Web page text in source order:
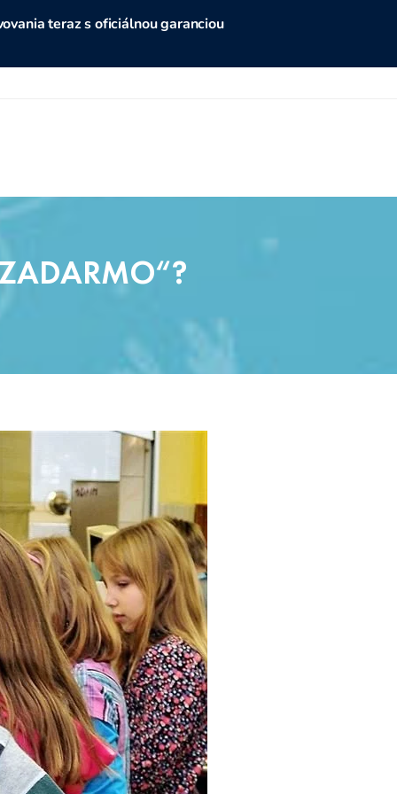
teraz s oficiálnou garanciou